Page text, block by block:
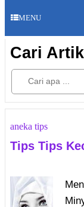
MENU
Cari
aneka tips
Tips Tips